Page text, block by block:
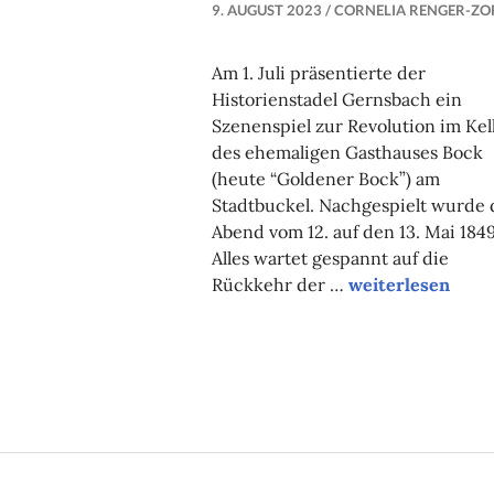
9. AUGUST 2023 CORNELIA RENGER-
Am 1. Juli präsentierte der
Historienstadel Gernsbach ein
Szenenspiel zur Revolution im
des ehemaligen Gasthauses Bock
(heute “Goldener Bock”) am
Stadtbuckel. Nachgespielt wurde
Abend vom 12. auf den 13. Mai
Alles wartet gespannt auf die
Rückkehr der … weiterlesen